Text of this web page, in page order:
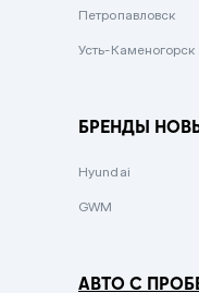
Зеленый
Петропавловск
Усть-Каменогорск
БРЕНДЫ
Hyundai
GWM
АВТО С